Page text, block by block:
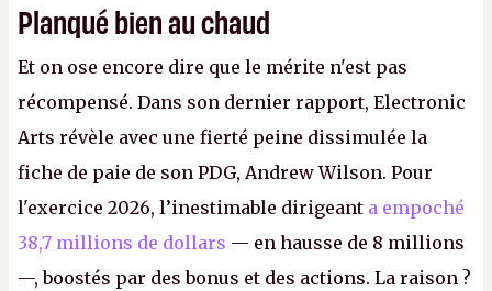
Planqué bien au chaud
Et on ose encore dire que le mérite n'est pas
récompensé. Dans son dernier rapport, Electronic
Arts révèle avec une fierté peine dissimulée la
fiche de paie de son PDG, Andrew Wilson. Pour
l'exercice 2026, l’inestimable dirigeant a empoché
38,7 millions de dollars — en hausse de 8 millions
—, boostés par des bonus et des actions. La raison ?